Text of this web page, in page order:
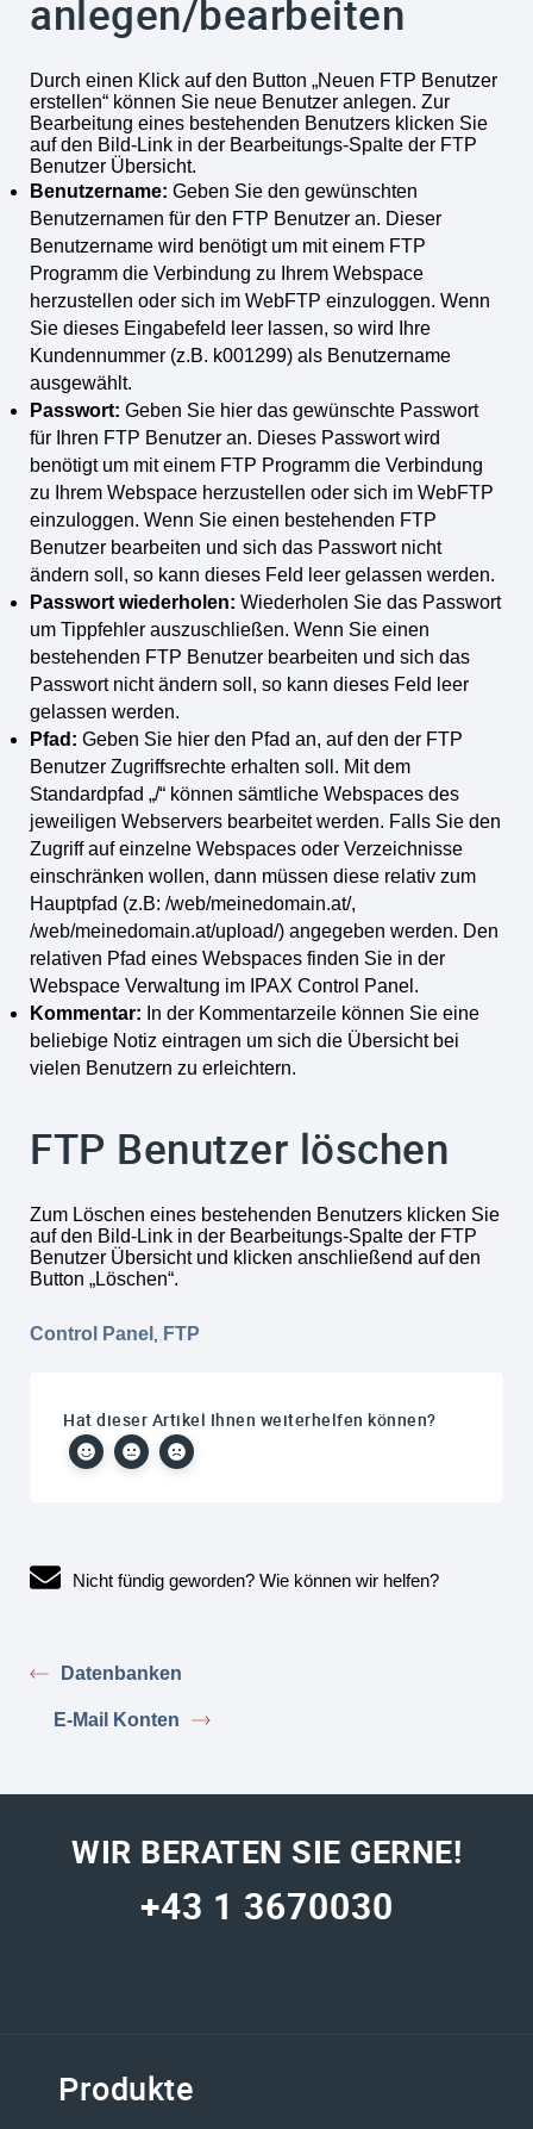
anlegen/bearbeiten
Durch einen Klick auf den Button „Neuen FTP Benutzer
erstellen“ können Sie neue Benutzer anlegen. Zur
Bearbeitung eines bestehenden Benutzers klicken Sie
auf den Bild-Link in der Bearbeitungs-Spalte der FTP
Benutzer Übersicht.
Benutzername: Geben Sie den gewünschten
Benutzernamen für den FTP Benutzer an. Dieser
Benutzername wird benötigt um mit einem FTP
Programm die Verbindung zu Ihrem Webspace
herzustellen oder sich im WebFTP einzuloggen. Wenn
Sie dieses Eingabefeld leer lassen, so wird Ihre
Kundennummer (z.B. k001299) als Benutzername
ausgewählt.
Passwort: Geben Sie hier das gewünschte Passwort
für Ihren FTP Benutzer an. Dieses Passwort wird
benötigt um mit einem FTP Programm die Verbindung
zu Ihrem Webspace herzustellen oder sich im WebFTP
einzuloggen. Wenn Sie einen bestehenden FTP
Benutzer bearbeiten und sich das Passwort nicht
ändern soll, so kann dieses Feld leer gelassen werden.
Passwort wiederholen: Wiederholen Sie das Passwort
um Tippfehler auszuschließen. Wenn Sie einen
bestehenden FTP Benutzer bearbeiten und sich das
Passwort nicht ändern soll, so kann dieses Feld leer
gelassen werden.
Pfad: Geben Sie hier den Pfad an, auf den der FTP
Benutzer Zugriffsrechte erhalten soll. Mit dem
Standardpfad „/“ können sämtliche Webspaces des
jeweiligen Webservers bearbeitet werden. Falls Sie den
Zugriff auf einzelne Webspaces oder Verzeichnisse
einschränken wollen, dann müssen diese relativ zum
Hauptpfad (z.B: /web/meinedomain.at/,
/web/meinedomain.at/upload/) angegeben werden. Den
relativen Pfad eines Webspaces finden Sie in der
Webspace Verwaltung im IPAX Control Panel.
Kommentar: In der Kommentarzeile können Sie eine
beliebige Notiz eintragen um sich die Übersicht bei
vielen Benutzern zu erleichtern.
FTP Benutzer löschen
Zum Löschen eines bestehenden Benutzers klicken Sie
auf den Bild-Link in der Bearbeitungs-Spalte der FTP
Benutzer Übersicht und klicken anschließend auf den
Button „Löschen“.
Control Panel FTP
Hat dieser Artikel Ihnen weiterhelfen können?
Nicht fündig geworden? Wie können wir helfen?
Datenbanken
E-Mail Konten
WIR BERATEN SIE GERNE!
+43 1 3670030
Produkte